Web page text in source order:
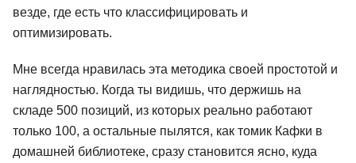
везде, где есть что классифицировать и
оптимизировать.
Мне всегда нравилась эта методика своей простотой и
наглядностью. Когда ты видишь, что держишь на
складе 500 позиций, из которых реально работают
только 100, а остальные пылятся, как томик Кафки в
домашней библиотеке, сразу становится ясно, куда